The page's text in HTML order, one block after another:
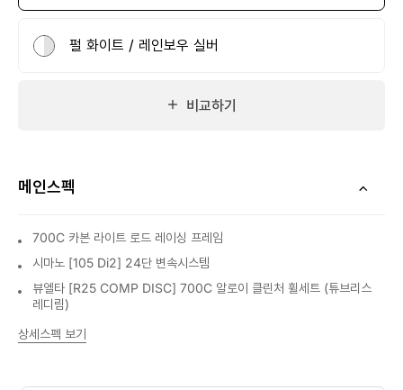
펄 화이트 / 레인보우 실버
비교하기
메인스펙
700C 카본 라이트 로드 레이싱 프레임
시마노 [105 Di2] 24단 변속시스템
뷰엘타 [R25 COMP DISC] 700C 알로이 클린처 휠세트 (튜브리스
레디림)
상세스펙 보기